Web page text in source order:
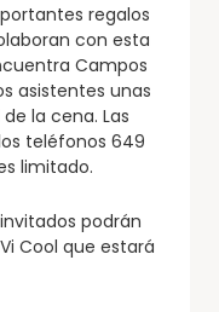
regalos
con esta
Campos
asistentes unas
la cena. Las
teléfonos 649
limitado.
podrán
Cool que estará